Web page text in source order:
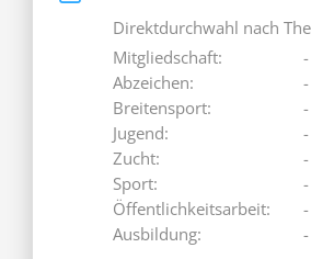
Direktdurchwahl nach
Mitgliedschaft:
Abzeichen:
Breitensport:
Jugend:
Zucht:
Sport:
Öffentlichkeitsarbeit:
Ausbildung: